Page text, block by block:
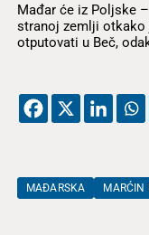
Mađar će iz Poljske
stranoj zemlji otkako
otputovati u Beč,
MAĐARSKA MARĆIN